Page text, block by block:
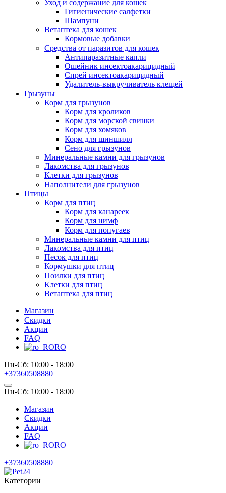
Уход и содержание для кошек
Гигиенические салфетки
Шампуни
Ветаптека для кошек
Кормовые добавки
Средства от паразитов для кошек
Антипаразитные капли
Ошейник инсектоакарицидный
Спрей инсектоакарицидный
Удалитель-выкручиватель клещей
Грызуны
Корм для грызунов
Корм для кроликов
Корм для морской свинки
Корм для хомяков
Корм для шиншилл
Сено для грызунов
Минеральные камни для грызунов
Лакомства для грызунов
Клетки для грызунов
Наполнители для грызунов
Птицы
Корм для птиц
Корм для канареек
Корм для нимф
Корм для попугаев
Минеральные камни для птиц
Лакомства для птиц
Песок для птиц
Кормушки для птиц
Поилки для птиц
Клетки для птиц
Ветаптека для птиц
Магазин
Скидки
Акции
FAQ
RO
Пн-Сб: 10:00 - 18:00
+37360508880
Пн-Сб: 10:00 - 18:00
Магазин
Скидки
Акции
FAQ
RO
+37360508880
Категории